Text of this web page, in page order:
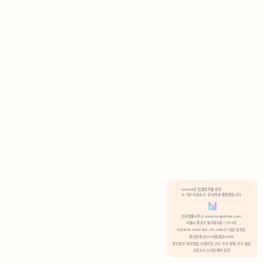
분석 쿠키 허용
Lawvot은 법률업무를 위한
AI 기반 자료조사 · 문서작성 플랫폼입니다.
안국법률사무소 www.anguklaw.com
서울시 종로구 율곡로2길 7, 304호
02)3210-3330 105-05-48527 대표 정희찬
통신판매 2024서울종로0248
개인정보 처리방침, 이용약관 고지, 쿠키 정책, 쿠키 설정
오픈소스 소프트웨어 공지